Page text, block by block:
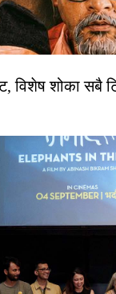
विशेष शोका सबै